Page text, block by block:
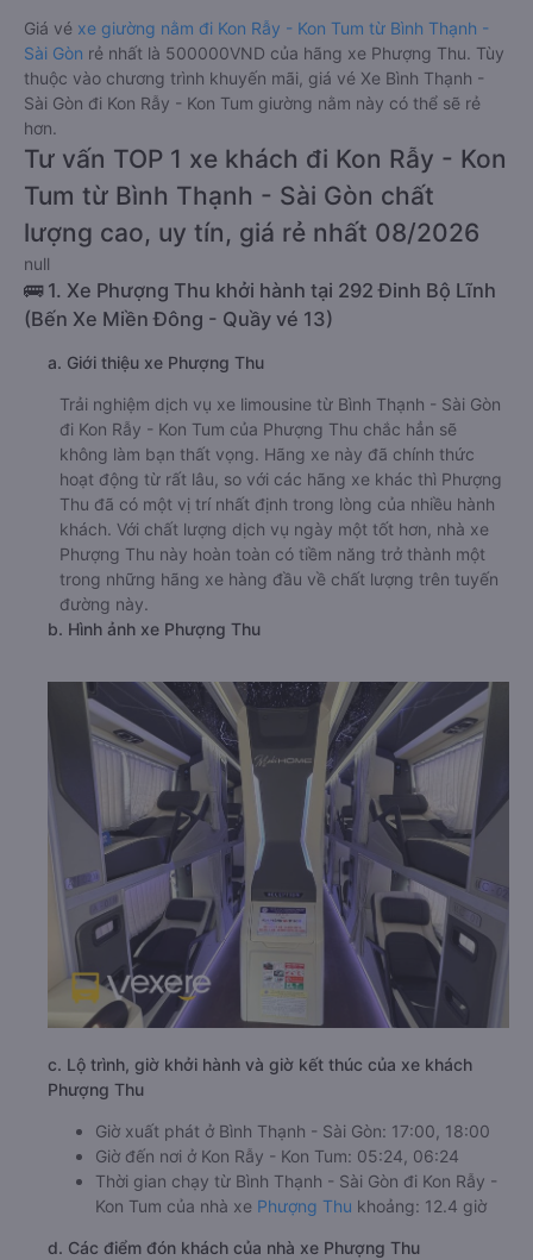
Giá vé xe giường nằm đi Kon Rẫy - Kon Tum từ Bình Thạnh -
Sài Gòn rẻ nhất là 500000VND của hãng xe Phượng Thu. Tùy
thuộc vào chương trình khuyến mãi, giá vé Xe Bình Thạnh -
Sài Gòn đi Kon Rẫy - Kon Tum giường nằm này có thể sẽ rẻ
hơn.
Tư vấn TOP 1 xe khách đi Kon Rẫy - Kon
Tum từ Bình Thạnh - Sài Gòn chất
lượng cao, uy tín, giá rẻ nhất 08/2026
null
🚌 1. Xe Phượng Thu khởi hành tại 292 Đinh Bộ Lĩnh
(Bến Xe Miền Đông - Quầy vé 13)
a. Giới thiệu xe Phượng Thu
Trải nghiệm dịch vụ xe limousine từ Bình Thạnh - Sài Gòn
đi Kon Rẫy - Kon Tum của Phượng Thu chắc hẳn sẽ
không làm bạn thất vọng. Hãng xe này đã chính thức
hoạt động từ rất lâu, so với các hãng xe khác thì Phượng
Thu đã có một vị trí nhất định trong lòng của nhiều hành
khách. Với chất lượng dịch vụ ngày một tốt hơn, nhà xe
Phượng Thu này hoàn toàn có tiềm năng trở thành một
trong những hãng xe hàng đầu về chất lượng trên tuyến
đường này.
b. Hình ảnh xe Phượng Thu
c. Lộ trình, giờ khởi hành và giờ kết thúc của xe khách
Phượng Thu
Giờ xuất phát ở Bình Thạnh - Sài Gòn: 17:00, 18:00
Giờ đến nơi ở Kon Rẫy - Kon Tum: 05:24, 06:24
Thời gian chạy từ Bình Thạnh - Sài Gòn đi Kon Rẫy -
Kon Tum của nhà xe Phượng Thu khoảng: 12.4 giờ
d. Các điểm đón khách của nhà xe Phượng Thu